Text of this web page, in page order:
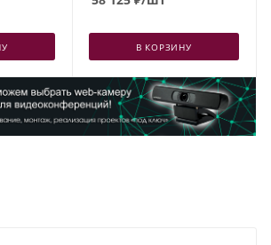
В КОРЗИНУ